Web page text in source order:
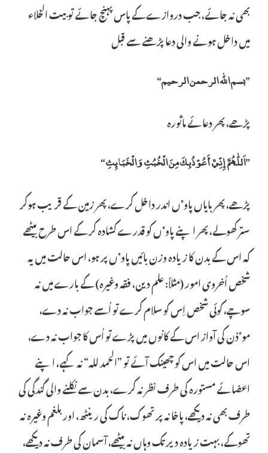
بھی نہ جائے، جب دروازے کے پاس پہنچ جائے تو بیت الخلاء
میں داخل ہونے والی دعا پڑھنے سے قبل
”بسم اللہ الرحمن الرحیم“
پڑھے، پھر دعائے ماثورہ
”اَللّٰھُمَّ إِنِّيْ أَعُوْذُبِکَ مِنَ الْخُبُثِ وَالْخَبَائِثِ“
پڑھے، پھر بایاں پاوٴں اندر داخل کرے، پھر زمین کے قریب ہوکر
ستر کھولے، پھر اپنے پاوٴں کو قدرے کشادہ کر کے اس طرح بیٹھے
کہ اس کے بدن کا زیادہ وزن بائیں پاوٴں پر ہو، اس حالت میں یہ
شخص اُخروی امور (مثلاً: علم دین، فقہ وغیرہ) کے بارے میں نہ
سوچے، کوئی شخص اِس کو سلام کرے تو اُسے جواب نہ دے،
موٴذن کی آواز اس کے کانوں میں پڑے تو اُس کا جواب نہ دے،
اس حالت میں اس کو چھینک آئے تو ”الحمد للہ“ نہ کہے، اپنے
اعضائے مستورہ کی طرف نظر نہ کرے، بدن سے نکلنے والی گندگی کی
طرف بھی نہ دیکھے، پاخانہ پر تھوک، ناک کی رینٹھ، اور بلغم وغیرہ نہ
تھوکے، بہت زیادہ دیر تک وہاں نہ بیٹھے، آسمان کی طرف نہ دیکھے،